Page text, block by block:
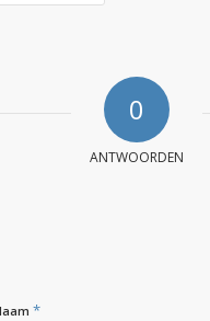
0
ANTWOORDEN
*